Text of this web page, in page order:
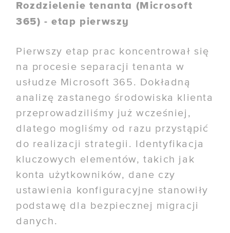
Rozdzielenie tenanta (Microsoft
365) - etap pierwszy
Pierwszy etap prac koncentrował się
na procesie separacji tenanta w
usłudze Microsoft 365. Dokładną
analizę zastanego środowiska klienta
przeprowadziliśmy już wcześniej,
dlatego mogliśmy od razu przystąpić
do realizacji strategii. Identyfikacja
kluczowych elementów, takich jak
konta użytkowników, dane czy
ustawienia konfiguracyjne stanowiły
podstawę dla bezpiecznej migracji
danych.